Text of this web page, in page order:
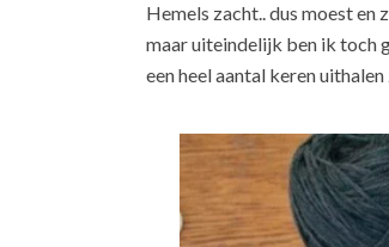
Hemels zacht.. dus moest en
maar uiteindelijk ben ik toch
een heel aantal keren